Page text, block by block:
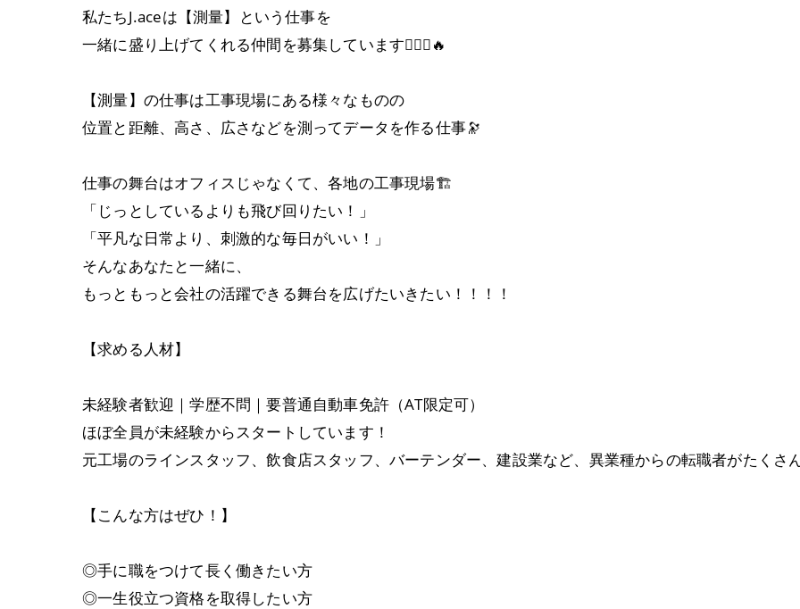
私たちJ.aceは【測量】という仕事を
一緒に盛り上げてくれる仲間を募集しています👷🏼‍♂️🔥
【測量】の仕事は工事現場にある様々なものの
位置と距離、高さ、広さなどを測ってデータを作る仕事🔭
仕事の舞台はオフィスじゃなくて、各地の工事現場🏗️
「じっとしているよりも飛び回りたい！」
「平凡な日常より、刺激的な毎日がいい！」
そんなあなたと一緒に、
もっともっと会社の活躍できる舞台を広げたいきたい！！！！
【求める人材】
未経験者歓迎｜学歴不問｜要普通自動車免許（AT限定可）
ほぼ全員が未経験からスタートしています！
元工場のラインスタッフ、飲食店スタッフ、バーテンダー、建設業など、異業種からの転職者がたくさ
【こんな方はぜひ！】
◎手に職をつけて長く働きたい方
◎一生役立つ資格を取得したい方